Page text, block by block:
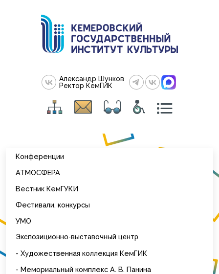
Александр Шунков
Ректор КемГИК
Конференции
АТМОСФЕРА
Вестник КемГУКИ
Фестивали, конкурсы
УМО
Экспозиционно-выставочный центр
- Художественная коллекция КемГИК
- Мемориальный комплекс А. В. Панина